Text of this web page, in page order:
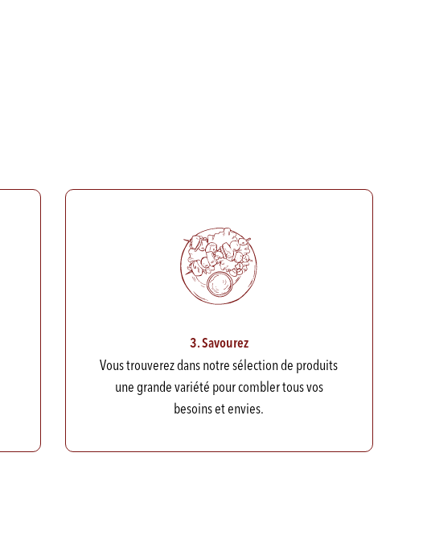
3. Savourez
Vous trouverez dans notre sélection de produits
une grande variété pour combler tous vos
besoins et envies.